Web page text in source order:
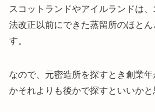
スコットランドやアイルランドは
法改正以前にできた蒸留所のほと
す。
なので、元密造所を探すとき創業
かそれよりも後かで探すといいかと